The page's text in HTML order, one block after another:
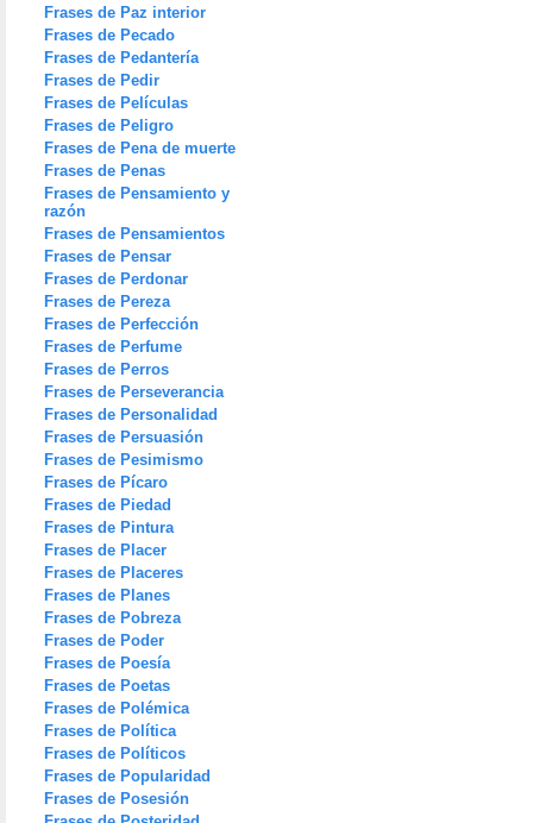
Frases de Paz interior
Frases de Pecado
Frases de Pedantería
Frases de Pedir
Frases de Películas
Frases de Peligro
Frases de Pena de muerte
Frases de Penas
Frases de Pensamiento y
razón
Frases de Pensamientos
Frases de Pensar
Frases de Perdonar
Frases de Pereza
Frases de Perfección
Frases de Perfume
Frases de Perros
Frases de Perseverancia
Frases de Personalidad
Frases de Persuasión
Frases de Pesimismo
Frases de Pícaro
Frases de Piedad
Frases de Pintura
Frases de Placer
Frases de Placeres
Frases de Planes
Frases de Pobreza
Frases de Poder
Frases de Poesía
Frases de Poetas
Frases de Polémica
Frases de Política
Frases de Políticos
Frases de Popularidad
Frases de Posesión